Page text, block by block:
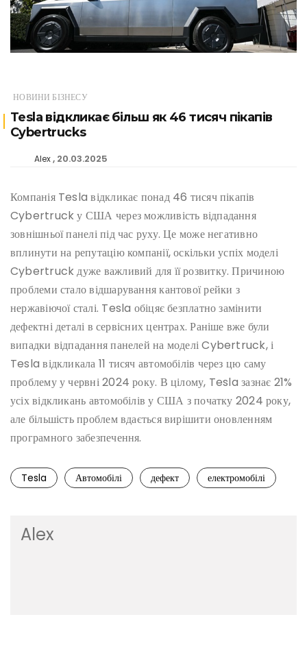
НОВИНИ БІЗНЕСУ
Tesla відкликає більш як 46 тисяч пікапів
Cybertrucks
Alex 20.03.2025
Компанія Tesla відкликає понад 46 тисяч пікапів
Cybertruck у США через можливість відпадання
зовнішньої панелі під час руху. Це може негативно
вплинути на репутацію компанії, оскільки успіх моделі
Cybertruck дуже важливий для її розвитку. Причиною
проблеми стало відшарування кантової рейки з
нержавіючої сталі. Tesla обіцяє безплатно замінити
дефектні деталі в сервісних центрах. Раніше вже були
випадки відпадання панелей на моделі Cybertruck, і
Tesla відкликала 11 тисяч автомобілів через цю саму
проблему у червні 2024 року. В цілому, Tesla зазнає 21%
усіх відкликань автомобілів у США з початку 2024 року,
але більшість проблем вдається вирішити оновленням
програмного забезпечення.
Tesla Автомобілі дефект електромобілі
Alex